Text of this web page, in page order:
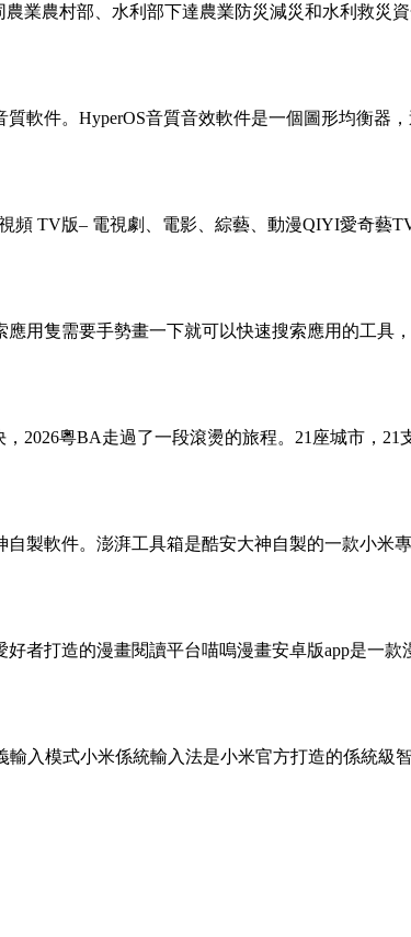
業農村部、水利部下達農業防災減災和水利救災
軟件。HyperOS音質音效軟件是一個圖形均衡
頻 TV版– 電視劇、電影、綜藝、動漫QIYI愛奇藝
用隻需要手勢畫一下就可以快速搜索應用的工具
2026粵BA走過了一段滾燙的旅程。21座城市，
製軟件。澎湃工具箱是酷安大神自製的一款小
者打造的漫畫閱讀平台喵嗚漫畫安卓版app是一
入模式小米係統輸入法是小米官方打造的係統